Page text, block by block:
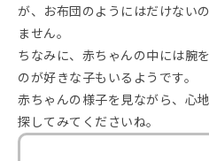
が、お布団のようにはだけない
ません。
ちなみに、赤ちゃんの中には腕
のが好きな子もいるようです。
赤ちゃんの様子を見ながら、心
探してみてくださいね。